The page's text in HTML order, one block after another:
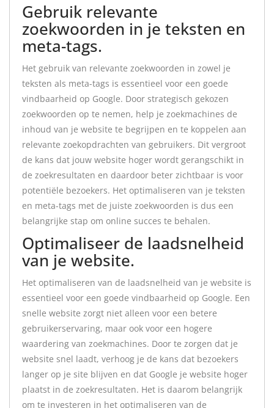
Gebruik relevante
zoekwoorden in je teksten en
meta-tags.
Het gebruik van relevante zoekwoorden in zowel je
teksten als meta-tags is essentieel voor een goede
vindbaarheid op Google. Door strategisch gekozen
zoekwoorden op te nemen, help je zoekmachines de
inhoud van je website te begrijpen en te koppelen aan
relevante zoekopdrachten van gebruikers. Dit vergroot
de kans dat jouw website hoger wordt gerangschikt in
de zoekresultaten en daardoor beter zichtbaar is voor
potentiële bezoekers. Het optimaliseren van je teksten
en meta-tags met de juiste zoekwoorden is dus een
belangrijke stap om online succes te behalen.
Optimaliseer de laadsnelheid
van je website.
Het optimaliseren van de laadsnelheid van je website is
essentieel voor een goede vindbaarheid op Google. Een
snelle website zorgt niet alleen voor een betere
gebruikerservaring, maar ook voor een hogere
waardering van zoekmachines. Door te zorgen dat je
website snel laadt, verhoog je de kans dat bezoekers
langer op je site blijven en dat Google je website hoger
plaatst in de zoekresultaten. Het is daarom belangrijk
om te investeren in het optimaliseren van de